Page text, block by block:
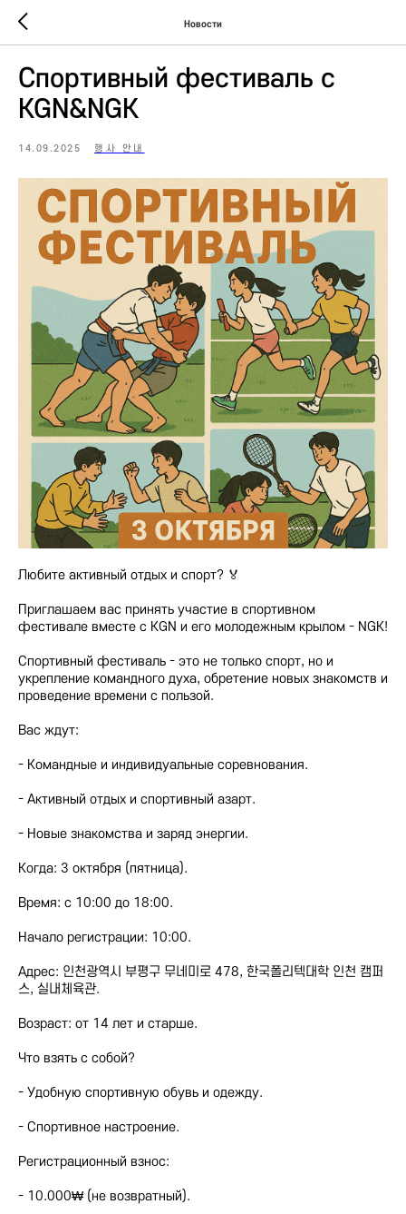
Новости
Спортивный фестиваль с
KGN&NGK
14.09.2025 행사 안내
Любите активный отдых и спорт? 🏅
Приглашаем вас принять участие в спортивном
фестивале вместе с KGN и его молодежным крылом - NGK!
Спортивный фестиваль - это не только спорт, но и
укрепление командного духа, обретение новых знакомств и
проведение времени с пользой.
Вас ждут:
- Командные и индивидуальные соревнования.
- Активный отдых и спортивный азарт.
- Новые знакомства и заряд энергии.
Когда: 3 октября (пятница).
Время: с 10:00 до 18:00.
Начало регистрации: 10:00.
Адрес: 인천광역시 부평구 무네미로 478, 한국폴리텍대학 인천 캠퍼
스, 실내체육관.
Возраст: от 14 лет и старше.
Что взять с собой?
- Удобную спортивную обувь и одежду.
- Спортивное настроение.
Регистрационный взнос:
- 10.000₩ (не возвратный).